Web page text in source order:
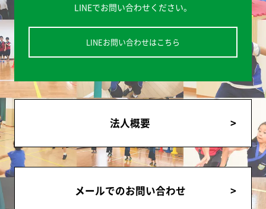
LINEでお問い合わせください。
LINEお問い合わせはこちら
法人概要
メールでのお問い合わせ